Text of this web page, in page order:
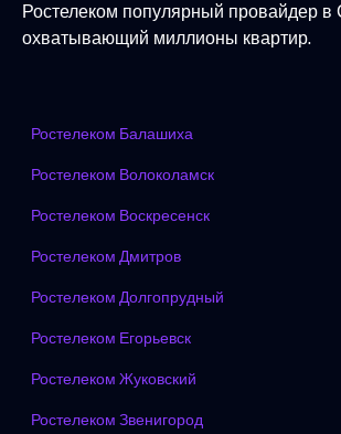
Ростелеком популярный провайдер в
охватывающий миллионы квартир.
Ростелеком Балашиха
Ростелеком Волоколамск
Ростелеком Воскресенск
Ростелеком Дмитров
Ростелеком Долгопрудный
Ростелеком Егорьевск
Ростелеком Жуковский
Ростелеком Звенигород